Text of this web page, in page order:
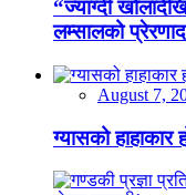
“ज्याग्दी
लम्सालको
August 7,
ग्यासको